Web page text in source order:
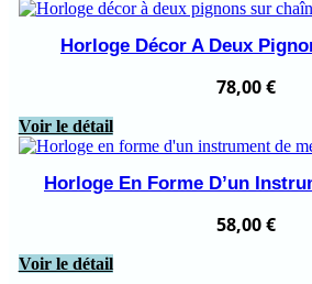
Horloge Décor A Deux
78,00€
Voir le détail
Horloge En Forme D’un
58,00€
Voir le détail